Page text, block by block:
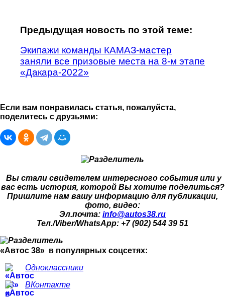
Предыдущая новость по этой теме:
Экипажи команды КАМАЗ-мастер
заняли все призовые места на 8-м этапе
«Дакара-2022»
Если вам понравилась статья, пожалуйста,
поделитесь с друзьями:
Вы стали свидетелем интересного события или у
вас есть история, которой Вы хотите поделиться?
Пришлите нам вашу информацию для публикации,
фото, видео:
Эл.почта: info@autos38.ru
Тел./Viber/WhatsApp: +7 (902) 544 39 51
«Автос 38» в популярных соцсетях:
Одноклассники
ВКонтакте